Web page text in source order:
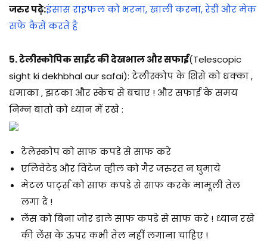
जरुर पढ़े:इंसास राइफल को भरना, खाली करना, रेडी और मेक
सफे कैसे करते है
5. टेलीस्कोपिक साईट की देखभाल और सफाई(Telescopic
sight ki dekhbhal aur safai): टेलीस्कोप के शिसे को धक्का ,
धमाका , झटका और स्केच से बचाए ! और सफाई के समय
निम्न बातो को ध्यान में रखे :
टेलेस्कोप को साफ कपडे से साफ करे
एलिवेटेड और विंटेज व्हील को गैर जरुरत न घुमाये
मेटल पार्ट्स को साफ कपडे से साफ करके मामूली तेल
लगा दे !
लेंस को बिना जोर डाले साफ कपडे से साफ करे ! ध्यान रखे
की लेंस के ऊपर कभी तेल नहीं लगाना चाहिए !